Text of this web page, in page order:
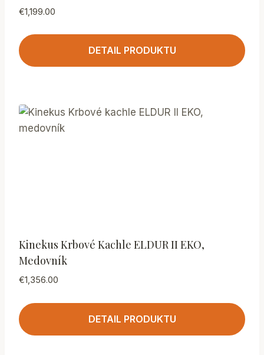
€1,199.00
DETAIL PRODUKTU
Kinekus Krbové Kachle ELDUR II EKO,
Medovník
€1,356.00
DETAIL PRODUKTU